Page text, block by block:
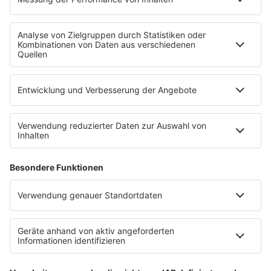
Uniklinik Tübingen eröffnet neues
Fahrradparkhaus
Die Uniklinik Tübingen hat ein neues Fahrradparkhaus
eröffnet. Direkt an der Medizinischen Klinik bietet es
E-Bikes über eine Photovoltaikanlage auf dem …
Impressum